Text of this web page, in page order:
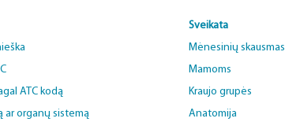
ATC kodą
ar organų sistemą
Sveikata
Mėnesinių skausmas
Mamoms
Kraujo grupės
Anatomija